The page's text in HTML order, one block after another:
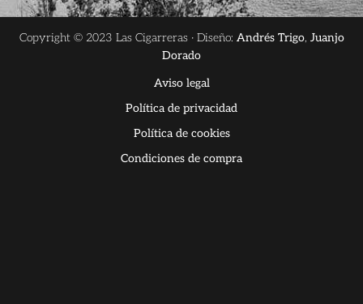
Copyright © 2023 Las Cigarreras · Diseño: Andrés Trigo, Juanjo
Dorado
Aviso legal
Política de privacidad
Política de cookies
Condiciones de compra